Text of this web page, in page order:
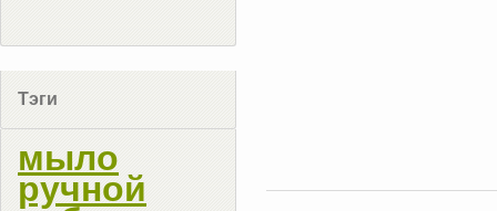
Тэги
мыло
ручной